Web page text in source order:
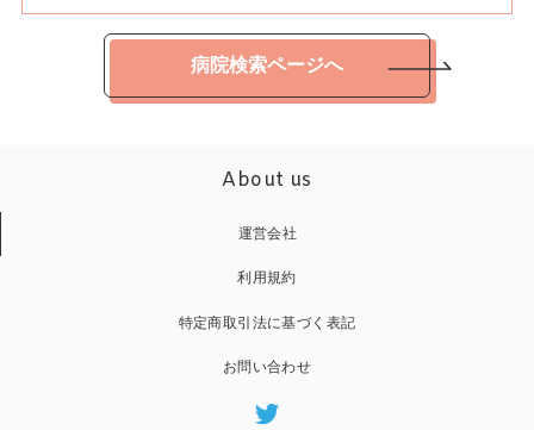
病院検索ページへ
About us
運営会社
利用規約
特定商取引法に基づく表記
お問い合わせ